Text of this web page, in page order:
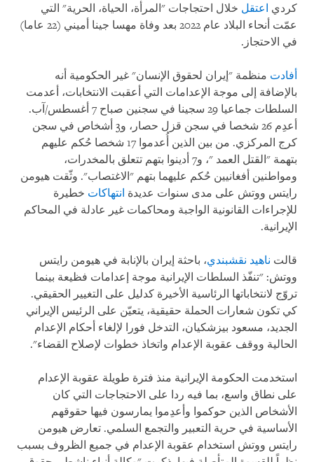
كردي اعتقل خلال احتجاجات "المرأة، الحياة، الحرية" التي
عمّت أنحاء البلاد عام 2022 بعد وفاة مهسا جينا أميني (22 عاما)
في الاحتجاز.
أفادت منظمة "إيران لحقوق الإنسان" غير الحكومية أنه
بالإضافة إلى موجة الإعدامات التي أعقبت الانتخابات، أعدمت
السلطات جماعيا 29 سجينا في سجنين صباح 7 أغسطس/آب.
أعدِم 26 شخصا في سجن قزل حصار، و3 أشخاص في سجن
كرج المركزي. من بين الذين أُعدموا 17 شخصا حُكم عليهم
بتهمة "القتل العمد "، و7 أدينوا بتهم تتعلق بالمخدرات،
ومواطنين أفغانيين حُكم عليهما بتهم "الاغتصاب". وثّقت هيومن
رايتس ووتش على مدى سنوات عديدة انتهاكات خطيرة
للإجراءات القانونية الواجبة ومحاكمات غير عادلة في المحاكم
الإيرانية.
قالت ناهيد نقشبندي، باحثة إيران بالإنابة في هيومن رايتس
ووتش: "تنفّذ السلطات الإيرانية موجة إعدامات فظيعة بينما
تروّج لانتخاباتها الرئاسية الأخيرة كدليل على التغيير الحقيقي.
كي تكون شعارات الحملة حقيقية، يتعيّن على الرئيس الإيراني
الجديد، مسعود بيزشكيان، التدخل فورا لإلغاء أحكام الإعدام
الحالية ووقف عقوبة الإعدام واتخاذ خطوات لإصلاح القضاء".
استخدمت الحكومة الإيرانية منذ فترة طويلة عقوبة الإعدام
على نطاق واسع، بما فيه ردا على الاحتجاجات التي كان
الأشخاص الذين حوكموا وأعدِموا يمارسون فيها حقوقهم
الأساسية في حرية التعبير والتجمع السلمي. تعارض هيومن
رايتس ووتش استخدام عقوبة الإعدام في جميع الظروف بسبب